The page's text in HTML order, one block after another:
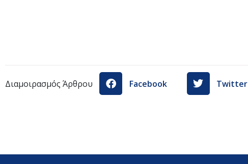
Διαμοιρασμός Άρθρου Facebook Twitter